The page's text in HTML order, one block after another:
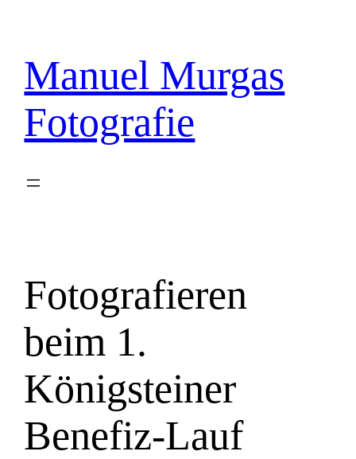
springen
Manuel Murgas
Fotografie
Fotografieren
beim 1.
Königsteiner
Benefiz-Lauf